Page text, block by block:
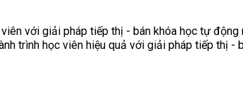
với giải pháp tiếp thị - bán khóa học tự động
trình học viên hiệu quả với giải pháp tiếp thị -